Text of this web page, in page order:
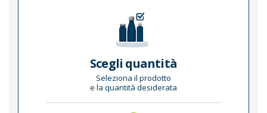
Scegli quantità
Seleziona il prodotto
e la quantità desiderata